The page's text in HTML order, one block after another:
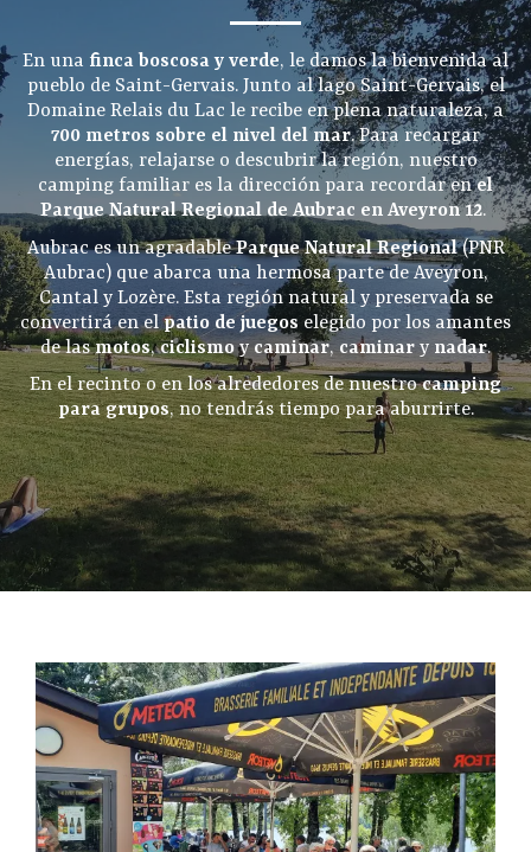
En una finca boscosa y verde, le damos la bienvenida al
pueblo de Saint-Gervais. Junto al lago Saint-Gervais, el
Domaine Relais du Lac le recibe en plena naturaleza, a
700 metros sobre el nivel del mar. Para recargar
energías, relajarse o descubrir la región, nuestro
camping familiar es la dirección para recordar enel
Parque Natural Regional de Aubrac en Aveyron 12.
Aubrac es un agradableParque Natural Regional(PNR
Aubrac) que abarca una hermosa parte de Aveyron,
Cantal y Lozère. Esta región natural y preservada se
convertirá en el patio de juegos elegido por los amantes
de lasmotos,ciclismoy caminar, caminar y nadar.
En el recinto o en los alrededores de nuestrocamping
para grupos, no tendrás tiempo para aburrirte.